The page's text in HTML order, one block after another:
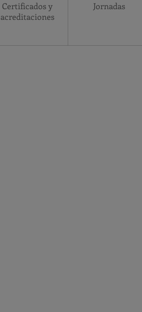
Certificados y
acreditaciones
Jornadas